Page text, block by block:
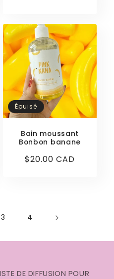
Épuisé
Bain moussant
Bonbon banane
Prix
$20.00 CAD
3 4
DE DIFFUSION POUR